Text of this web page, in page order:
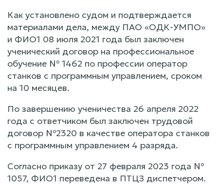
Как установлено судом и подтверждается
материалами дела, между ПАО «ОДК-УМПО»
и ФИО1 08 июля 2021 года был заключен
ученический договор на профессиональное
обучение № 1462 по профессии оператор
станков с программным управлением, сроком
на 10 месяцев.
По завершению ученичества 26 апреля 2022
года с ответчиком был заключен трудовой
договор №2320 в качестве оператора станков
с программным управлением 4 разряда.
Согласно приказу от 27 февраля 2023 года №
1057, ФИО1 переведена в ПТЦЗ диспетчером.